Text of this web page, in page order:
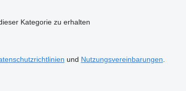
Kategorie zu erhalten
und Nutzungsvereinbarungen